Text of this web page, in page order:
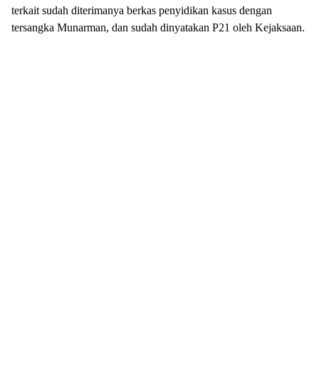
terkait sudah diterimanya berkas penyidikan kasus dengan
tersangka Munarman, dan sudah dinyatakan P21 oleh Kejaksaan.